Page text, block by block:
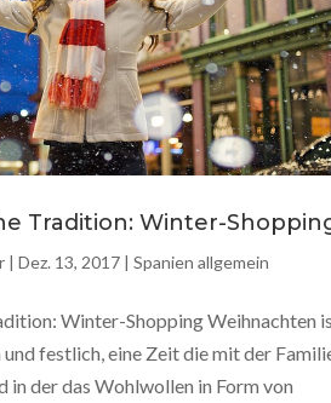
Tradition: Winter-
| Dez. 13, 2017 | Spanien allgemein
Winter-Shopping Weihnachten
und festlich, eine Zeit die mit der
in der das Wohlwollen in Form von